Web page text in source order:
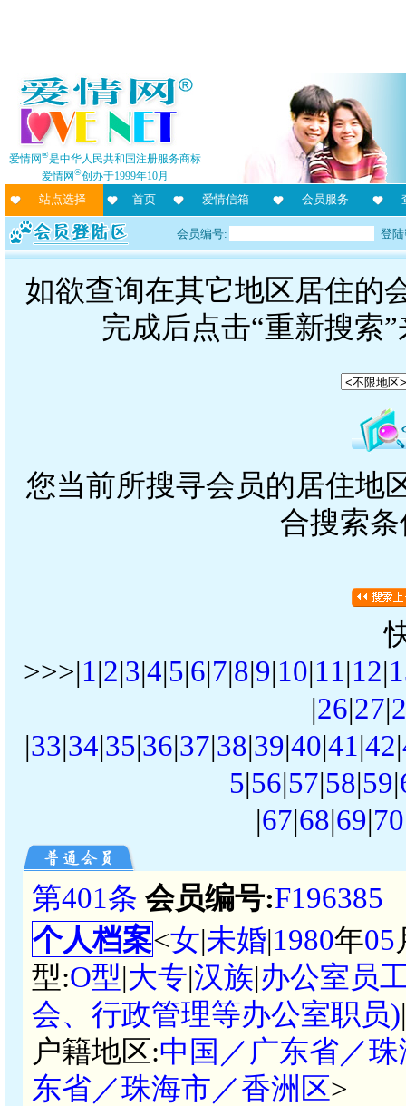
爱情网®是中华人民共和国注册服务商标
爱情网®创办于1999年10月
站点选择 首页 爱情信箱 会员服务
会员编号: 登
如欲查询在其它地区居住的
完成后点击“重新搜索
您当前所搜寻会员的居住地
合搜索
>>>|1|2|3|4|5|6|7|8|9|10|11|12|
|26|27|
|33|34|35|36|37|38|39|40|41|42|
5|56|57|58|59|
|67|68|69|70
第401条 会员编号:F196385
个人档案<女|未婚|1980年05
型:O型|大专|汉族|办公室员
会、行政管理等办公室职员)
户籍地区:中国／广东省／
东省／珠海市／香洲区>